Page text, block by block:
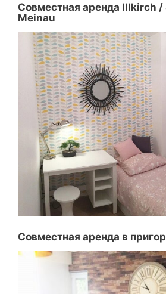
Совместная аренда Illkirch
Meinau
Совместная аренда в